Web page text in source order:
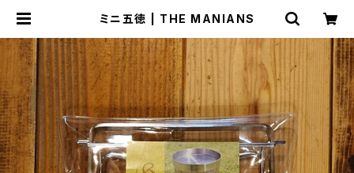
ミニ五徳 | THE MANIANS